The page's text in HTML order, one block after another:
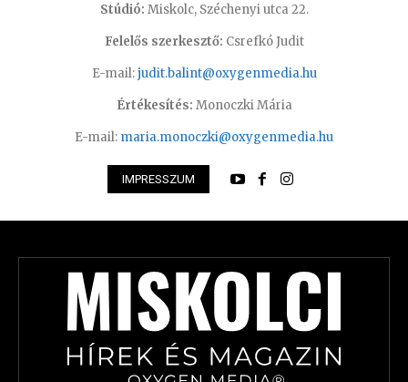
Stúdió: Miskolc, Széchenyi utca 22.
Felelős szerkesztő: Csrefkó Judit
E-mail:judit.balint@oxygenmedia.hu
Értékesítés: Monoczki Mária
E-mail: maria.monoczki@oxygenmedia.hu
IMPRESSZUM